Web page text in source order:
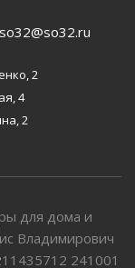
so32@so32.ru
2
4
2
для дома и
Владимирович
241001